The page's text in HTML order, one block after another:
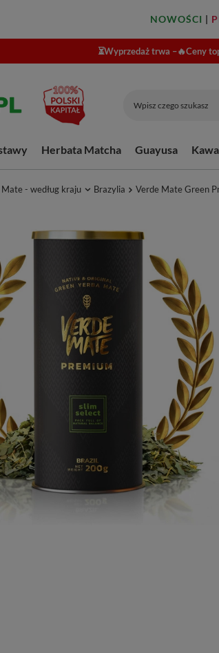
NOWOŚCI |
⏳Wyprzedaż trwa –🔥Ceny
Herbata Matcha Guayusa Kawa
Mate - według kraju Brazylia Verde Mate Green